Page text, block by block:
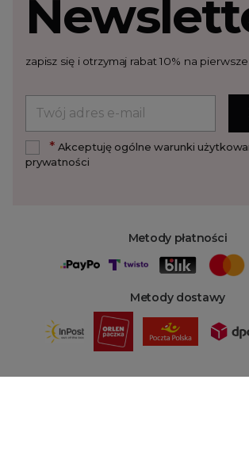
Metody płatności
Metody dostawy
zapisz się i otrzymaj rabat 10% na
*Akceptuję ogólne warunki
prywatności